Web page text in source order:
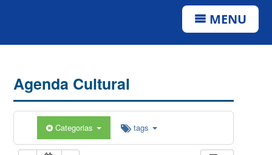
MENU
Agenda Cultural
Categorias tags